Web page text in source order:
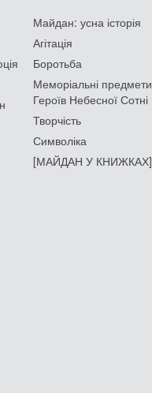
Майдан: усна історія
Агітація
Боротьба
Меморіальні предмети
Героїв Небесної Сотні
Творчість
Символіка
[МАЙДАН У КНИЖКАХ]